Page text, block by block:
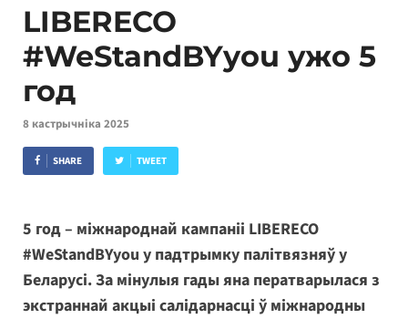
LIBERECO
#WeStandBYyou ужо 5
год
8 кастрычніка 2025
SHARE TWEET
5 год – міжнароднай кампаніі LIBERECO
#WeStandBYyou у падтрымку палітвязняў у
Беларусі. За мінулыя гады яна ператварылася з
экстраннай акцыі салідарнасці ў міжнародны